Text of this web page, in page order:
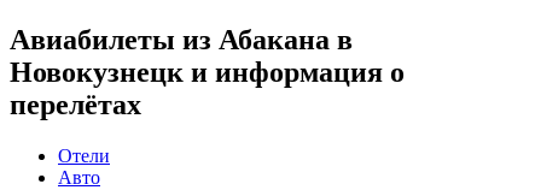
Авиабилеты из Абакана в
Новокузнецк и информация о
перелётах
Отели
Авто